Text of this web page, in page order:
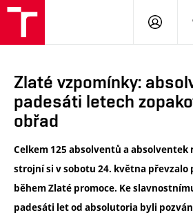
Zlaté vzpomínky:
padesáti letech
obřad
Celkem 125 absolventů a absolventek
strojní si v sobotu 24. května
během Zlaté promoce. Ke
padesáti let od absolutoria byli